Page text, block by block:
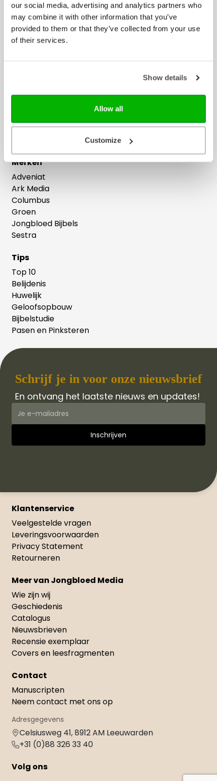
our social media, advertising and analytics partners who
may combine it with other information that you’ve
provided to them or that they’ve collected from your use
of their services.
Show details
Allow all
Customize
Boeken
Bijbelstudie
Cadeau
Dagboeken
Feestdagen
Jongeren
Lifestyle
Merken
Adveniat
Ark Media
Columbus
Groen
Jongbloed Bijbels
Sestra
Tips
Top 10
Belijdenis
Huwelijk
Geloofsopbouw
Bijbelstudie
Pasen en Pinksteren
Schrijf je in voor onze nieuwsbrief
En ontvang het laatste nieuws en updates!
Klantenservice
Veelgestelde vragen
Leveringsvoorwaarden
Privacy Statement
Retourneren
Meer van Jongbloed Media
Wie zijn wij
Geschiedenis
Catalogus
Nieuwsbrieven
Recensie exemplaar
Covers en leesfragmenten
Contact
Manuscripten
Neem contact met ons op
Adresgegevens
Celsiusweg 41, 8912 AM Leeuwarden
+31 (0)88 326 33 40
Volg ons